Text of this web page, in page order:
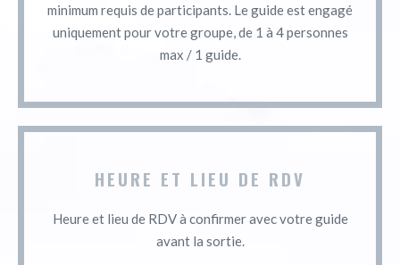
minimum requis de participants. Le guide est engagé
uniquement pour votre groupe, de 1 à 4 personnes
max / 1 guide.
HEURE ET LIEU DE RDV
Heure et lieu de RDV à confirmer avec votre guide
avant la sortie.